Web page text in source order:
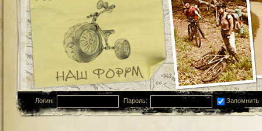
Логин: Пароль: Запомнить